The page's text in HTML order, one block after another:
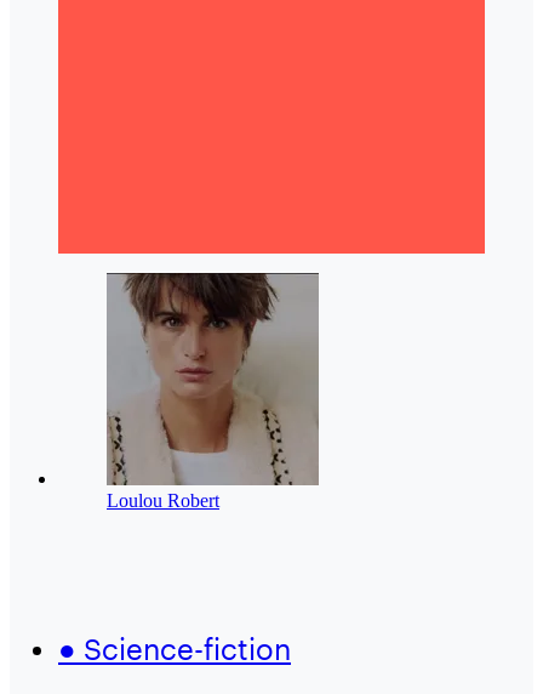
Loulou Robert
● Science-fiction